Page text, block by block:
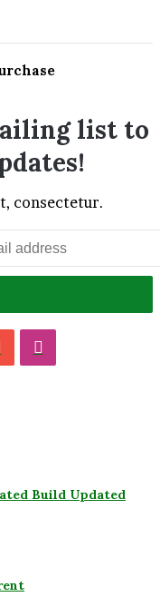
list to
consectetur.
YouTube
Build Updated